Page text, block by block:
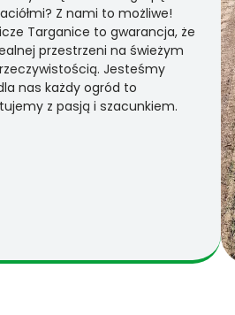
Z nami to możliwe!
Targanice to gwarancja, że
przestrzeni na świeżym
Jesteśmy
nas każdy ogród to
z pasją i szacunkiem.